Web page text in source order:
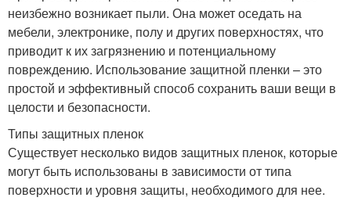
неизбежно возникает пыли. Она может оседать на
мебели, электронике, полу и других поверхностях, что
приводит к их загрязнению и потенциальному
повреждению. Использование защитной пленки – это
простой и эффективный способ сохранить ваши вещи в
целости и безопасности.
Типы защитных пленок
Существует несколько видов защитных пленок, которые
могут быть использованы в зависимости от типа
поверхности и уровня защиты, необходимого для нее.